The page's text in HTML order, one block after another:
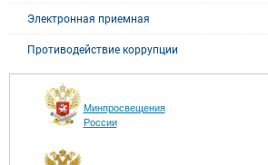
Электронная приемная
Противодействие коррупции
Минпросвещения
России